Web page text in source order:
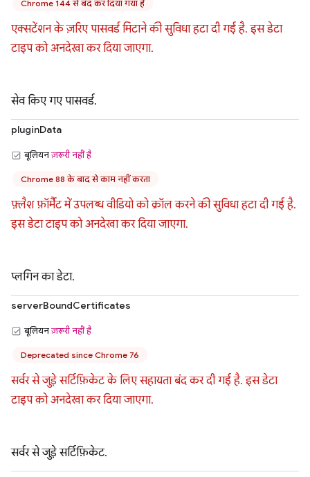
Chrome 144 से बंद कर दिया गया है
एक्सटेंशन के ज़रिए पासवर्ड मिटाने की सुविधा हटा दी गई है. इस डेटा
टाइप को अनदेखा कर दिया जाएगा.
सेव किए गए पासवर्ड.
pluginData
बूलियनज़रूरी नहीं है
Chrome 88 के बाद से काम नहीं करता
फ़्लैश फ़ॉर्मैट में उपलब्ध वीडियो को क्रॉल करने की सुविधा हटा दी गई है.
इस डेटा टाइप को अनदेखा कर दिया जाएगा.
प्लगिन का डेटा.
serverBoundCertificates
बूलियनज़रूरी नहीं है
Deprecated since Chrome 76
सर्वर से जुड़े सर्टिफ़िकेट के लिए सहायता बंद कर दी गई है. इस डेटा
टाइप को अनदेखा कर दिया जाएगा.
सर्वर से जुड़े सर्टिफ़िकेट.